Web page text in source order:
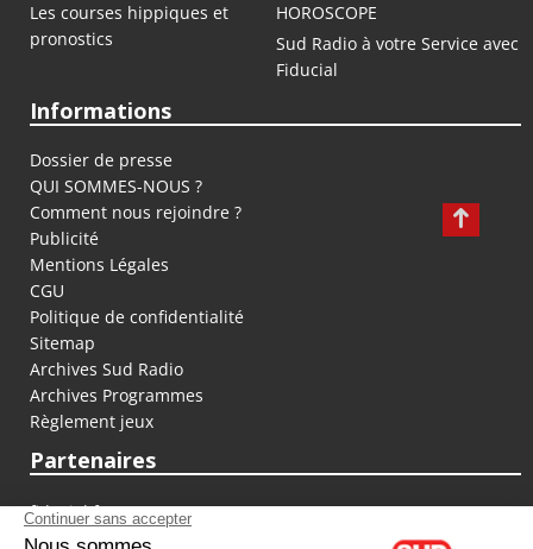
Les courses hippiques et
pronostics
HOROSCOPE
Sud Radio à votre Service avec
Fiducial
Informations
Dossier de presse
QUI SOMMES-NOUS ?
Comment nous rejoindre ?
Publicité
Mentions Légales
CGU
Politique de confidentialité
Sitemap
Archives Sud Radio
Archives Programmes
Règlement jeux
Partenaires
fiducial.fr
lyoncapitale.fr